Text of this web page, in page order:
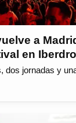
a
en
dos jornadas y